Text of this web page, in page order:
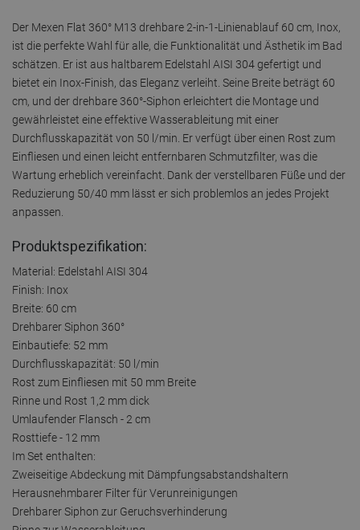
Der Mexen Flat 360° M13 drehbare 2-in-1-Linienablauf 60 cm, Inox,
ist die perfekte Wahl für alle, die Funktionalität und Ästhetik im Bad
schätzen. Er ist aus haltbarem Edelstahl AISI 304 gefertigt und
bietet ein Inox-Finish, das Eleganz verleiht. Seine Breite beträgt 60
cm, und der drehbare 360°-Siphon erleichtert die Montage und
gewährleistet eine effektive Wasserableitung mit einer
Durchflusskapazität von 50 l/min. Er verfügt über einen Rost zum
Einfliesen und einen leicht entfernbaren Schmutzfilter, was die
Wartung erheblich vereinfacht. Dank der verstellbaren Füße und der
Reduzierung 50/40 mm lässt er sich problemlos an jedes Projekt
anpassen.
Produktspezifikation:
Material: Edelstahl AISI 304
Finish: Inox
Breite: 60 cm
Drehbarer Siphon 360°
Einbautiefe: 52 mm
Durchflusskapazität: 50 l/min
Rost zum Einfliesen mit 50 mm Breite
Rinne und Rost 1,2 mm dick
Umlaufender Flansch - 2 cm
Rosttiefe - 12 mm
Im Set enthalten:
Zweiseitige Abdeckung mit Dämpfungsabstandshaltern
Herausnehmbarer Filter für Verunreinigungen
Drehbarer Siphon zur Geruchsverhinderung